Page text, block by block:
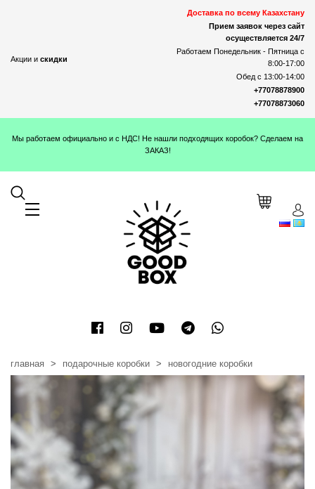
Акции и скидки
Доставка по всему Казахстану
Прием заявок через сайт
осуществляется 24/7
Работаем Понедельник - Пятница с
8:00-17:00
Обед с 13:00-14:00
+77078878900
+77078873060
Мы работаем официально и с НДС! Не нашли подходящих коробок? Сделаем на
ЗАКАЗ!
главная подарочные коробки новогодние коробки